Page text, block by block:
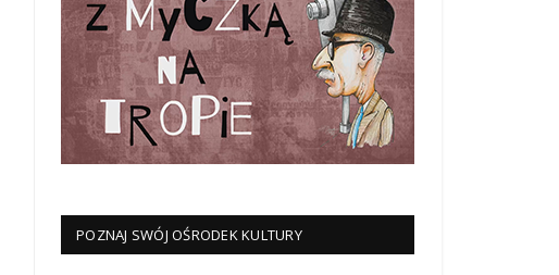
POZNAJ SWÓJ OŚRODEK KULTURY